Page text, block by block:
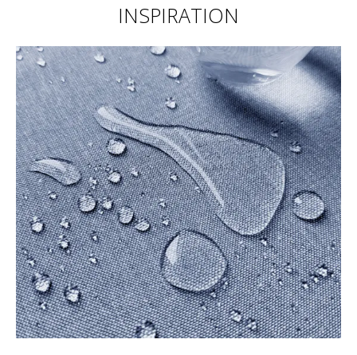
INSPIRATION